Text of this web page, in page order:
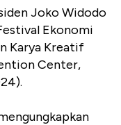
Joko Widodo
Ekonomi
Karya Kreatif
Center,